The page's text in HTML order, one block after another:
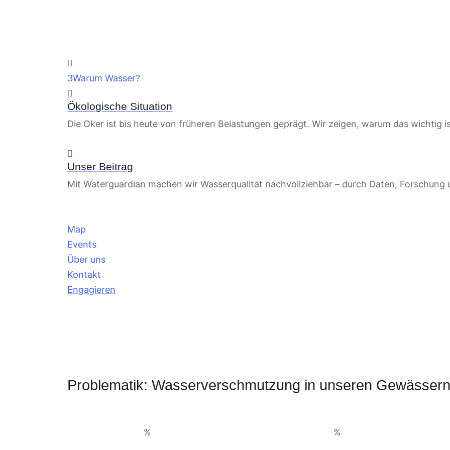

3Warum Wasser?

Ökologische Situation
Die Oker ist bis heute von früheren Belastungen geprägt. Wir zeigen, warum das wichtig

Unser Beitrag
Mit Waterguardian machen wir Wasserqualität nachvollziehbar – durch Daten, Forschung
Map
Events
Über uns
Kontakt
Engagieren
Problematik: Wasserverschmutzung in unseren
% %